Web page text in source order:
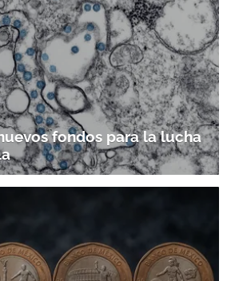
fondos para la lucha